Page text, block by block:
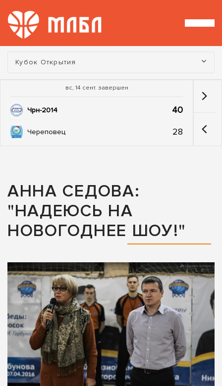
Турнир:
Кубок Открытия
вс, 14 сент. завершен
Чрн-2014 40
Череповец 28
АННА СЕДОВА:
"НАДЕЮСЬ НА
НОВОГОДНЕЕ ШОУ!"